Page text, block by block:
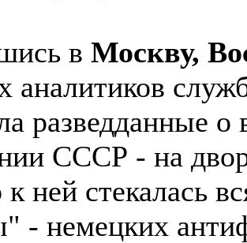
в Москву,
аналитиков
разведданные
СССР - на
ней стекалась
- немецких